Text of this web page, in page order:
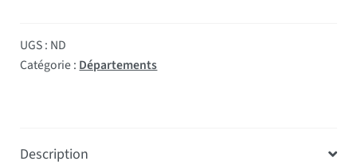
UGS : ND
Catégorie :Départements
Description